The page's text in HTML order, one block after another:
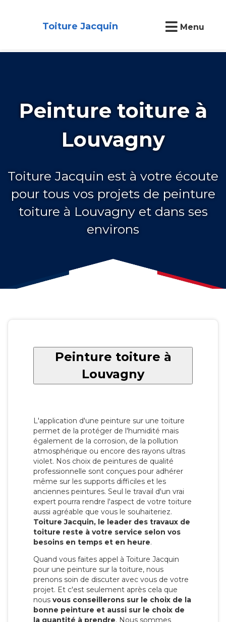
Toiture Jacquin Menu
Peinture toiture à
Louvagny
Toiture Jacquin est à votre écoute
pour tous vos projets de peinture
toiture à Louvagny et dans ses
environs
Peinture toiture à
Louvagny
L'application d'une peinture sur une toiture
permet de la protéger de l'humidité mais
également de la corrosion, de la pollution
atmosphérique ou encore des rayons ultras
violet. Nos choix de peintures de qualité
professionnelle sont conçues pour adhérer
même sur les supports difficiles et les
anciennes peintures. Seul le travail d'un vrai
expert pourra rendre l'aspect de votre toiture
aussi agréable que vous le souhaiteriez.
Toiture Jacquin, le leader des travaux de
toiture reste à votre service selon vos
besoins en temps et en heure.
Quand vous faites appel à Toiture Jacquin
pour une peinture sur la toiture, nous
prenons soin de discuter avec vous de votre
projet. Et c'est seulement après cela que
nous vous conseillerons sur le choix de la
bonne peinture et aussi sur le choix de
la quantité à prendre. Nous sommes